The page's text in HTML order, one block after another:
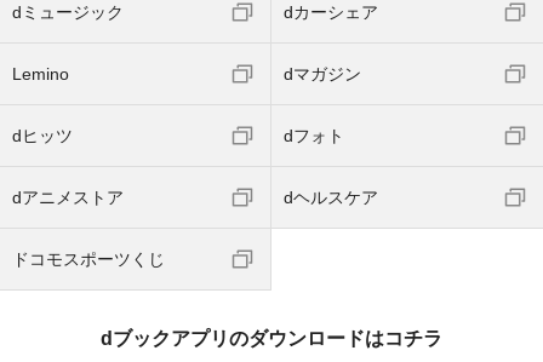
dミュージック dカーシェア
Lemino dマガジン
dヒッツ dフォト
dアニメストア dヘルスケア
ドコモスポーツくじ
dブックアプリのダウンロードはコチラ